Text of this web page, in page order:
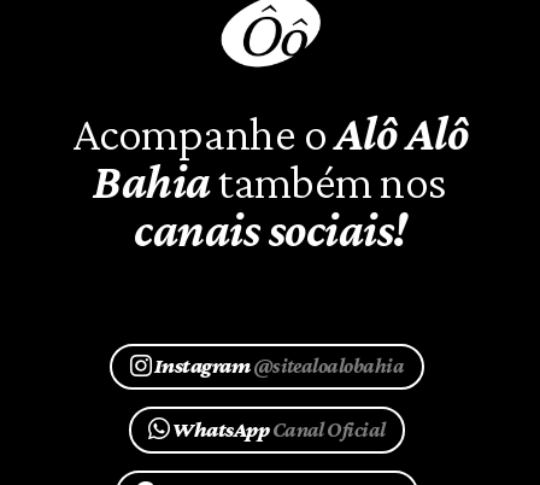
Acompanhe oAlô Alô
Bahiatambém nos
canais sociais!
Instagram@sitealoalobahia
WhatsAppCanal Oficial